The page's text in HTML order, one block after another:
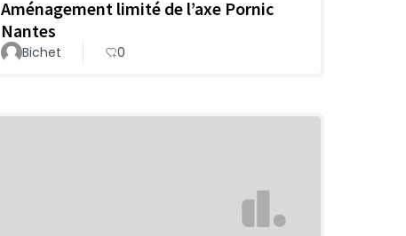
Aménagement limité de l’axe Pornic
Nantes
Bichet 0